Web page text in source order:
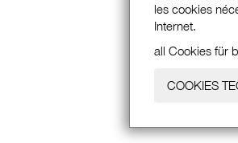
les cookies
Internet.
all Cookies für
COOKIES